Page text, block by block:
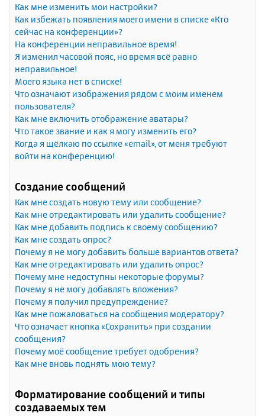
Как мне изменить мои настройки?
Как избежать появления моего имени в списке «Кто
сейчас на конференции»?
На конференции неправильное время!
Я изменил часовой пояс, но время всё равно
неправильное!
Моего языка нет в списке!
Что означают изображения рядом с моим именем
пользователя?
Как мне включить отображение аватары?
Что такое звание и как я могу изменить его?
Когда я щёлкаю по ссылке «email», от меня требуют
войти на конференцию!
Создание сообщений
Как мне создать новую тему или сообщение?
Как мне отредактировать или удалить сообщение?
Как мне добавить подпись к своему сообщению?
Как мне создать опрос?
Почему я не могу добавить больше вариантов ответа?
Как мне отредактировать или удалить опрос?
Почему мне недоступны некоторые форумы?
Почему я не могу добавлять вложения?
Почему я получил предупреждение?
Как мне пожаловаться на сообщения модератору?
Что означает кнопка «Сохранить» при создании
сообщения?
Почему моё сообщение требует одобрения?
Как мне вновь поднять мою тему?
Форматирование сообщений и типы
создаваемых тем